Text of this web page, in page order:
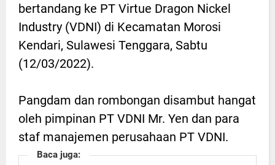
bertandang ke PT Virtue Dragon Nickel
Industry (VDNI) di Kecamatan Morosi
Kendari, Sulawesi Tenggara, Sabtu
(12/03/2022).
Pangdam dan rombongan disambut hangat
oleh pimpinan PT VDNI Mr. Yen dan para
staf manajemen perusahaan PT VDNI.
Baca juga: